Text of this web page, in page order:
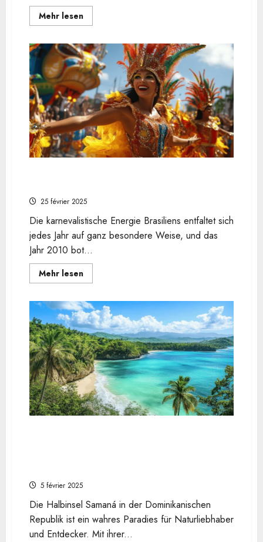
Mehr lesenEn
savoir
Studentenrabatte
nutzen:
Wie
du
von
Reise-
Gutscheinseiten
profitieren
kannst
25 février 2025
Die karnevalistische Energie Brasiliens entfaltet sich
jedes Jahr auf ganz besondere Weise, und das
Jahr 2010 bot...
Mehr lesenEn
savoir
Von
Rio
bis
Recife:
Regionale
Vielfalt
beim
Karneval
2010
in
Brasilien
entdecken
5 février 2025
Die Halbinsel Samaná in der Dominikanischen
Republik ist ein wahres Paradies für Naturliebhaber
und Entdecker. Mit ihrer...